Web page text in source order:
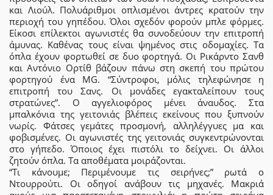
και Λιούλ. Πολυάριθμοι οπλισμένοι άντρες κρατούν την
περιοχή του γηπέδου. Όλοι σχεδόν φορούν μπλε φόρμες.
Είκοσι επίλεκτοι αγωνιστές θα συνοδεύουν την επιτροπή
άμυνας. Καθένας τους είναι ψημένος στις οδομαχίες. Τα
όπλα έχουν φορτωθεί σε δυο φορτηγά. Οι Ρικάρντο Σανθ
και Αντόνιο Ορτίθ βάζουν πάνω στη σκεπή του πρώτου
φορτηγού ένα MG. “Σύντροφοι, μόλις τηλεφώνησε η
επιτροπή του Σανς. Οι μονάδες εγακταλείπουν τους
στρατώνες”. Ο αγγελιοφόρος μένει άναυδος. Στα
μπαλκόνια της γειτονιάς βλέπεις εκείνους που ξυπνούν
νωρίς. Φάτσες γεμάτες προσμονή, αλληλέγγυες μα και
φοβισμένες. Οι αγωνιστές της γειτονιάς συγκεντρώνονται
στο γήπεδο. Όποιος έχει πιστόλι το δείχνει. Οι άλλοι
ζητούν όπλα. Τα αποθέματα μοιράζονται.
“Τι κάνουμε; Περιμένουμε τις σειρήνες;” ρωτά ο
Ντουρρούτι. Οι οδηγοί ανάβουν τις μηχανές. Μακριά